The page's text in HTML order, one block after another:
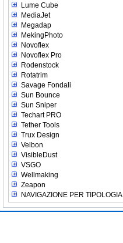
Lume Cube
MediaJet
Megadap
MekingPhoto
Novoflex
Novoflex Pro
Rodenstock
Rotatrim
Savage Fondali
Sun Bounce
Sun Sniper
Techart PRO
Tether Tools
Trux Design
Velbon
VisibleDust
VSGO
Wellmaking
Zeapon
NAVIGAZIONE PER TIPOLOGIA